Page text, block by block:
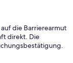
die Barrierearmut
direkt. Die